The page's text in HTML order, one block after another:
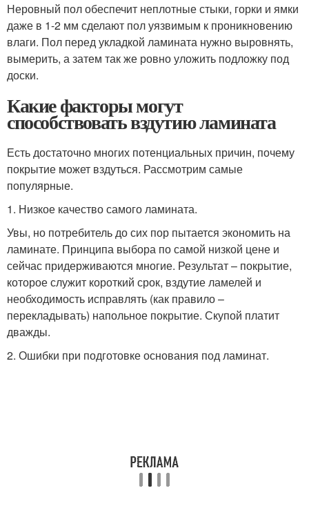
Неровный пол обеспечит неплотные стыки, горки и ямки
даже в 1-2 мм сделают пол уязвимым к проникновению
влаги. Пол перед укладкой ламината нужно выровнять,
вымерить, а затем так же ровно уложить подложку под
доски.
Какие факторы могут
способствовать вздутию ламината
Есть достаточно многих потенциальных причин, почему
покрытие может вздуться. Рассмотрим самые
популярные.
1. Низкое качество самого ламината.
Увы, но потребитель до сих пор пытается экономить на
ламинате. Принципа выбора по самой низкой цене и
сейчас придерживаются многие. Результат – покрытие,
которое служит короткий срок, вздутие ламелей и
необходимость исправлять (как правило –
перекладывать) напольное покрытие. Скупой платит
дважды.
2. Ошибки при подготовке основания под ламинат.